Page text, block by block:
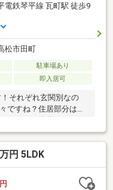
電鉄琴平線 瓦町駅 徒歩9
松市田町
駐車場あり
即入居可
それぞれ玄関別なの
ですね？住居部分は部
円 5LDK